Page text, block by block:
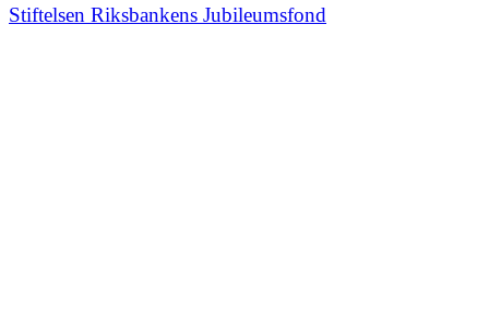
Stiftelsen Riksbankens Jubileumsfond